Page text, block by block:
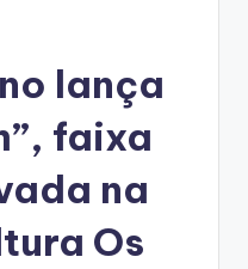
lança
faixa
na
Os